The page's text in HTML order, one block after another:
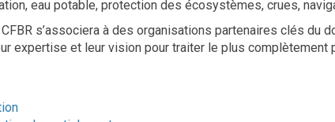
eau potable, protection des écosystèmes, crues,
s’associera à des organisations partenaires clés du
expertise et leur vision pour traiter le plus